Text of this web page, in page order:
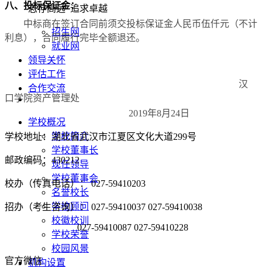
志存高远 追求卓越
招生网
就业网
领导关怀
评估工作
合作交流
学校概况
学校简介
学校董事长
现任领导
学校董事会
名誉校长
学校顾问
校徽校训
学校荣誉
校园风景
机构设置
八、投标保证金：
中标商在签订合同前须交投标保证金人民币伍仟元 （不计
利息），合同履行完毕全额退还。
汉
口学院资产管理处
2019年8月 24 日
学校地址：湖北省武汉市江夏区文化大道299号
邮政编码：430212
校办（传真电话）： 027-59410203
招办（考生咨询）： 027-59410037 027-59410038
027-59410087 027-59410228
官方微信